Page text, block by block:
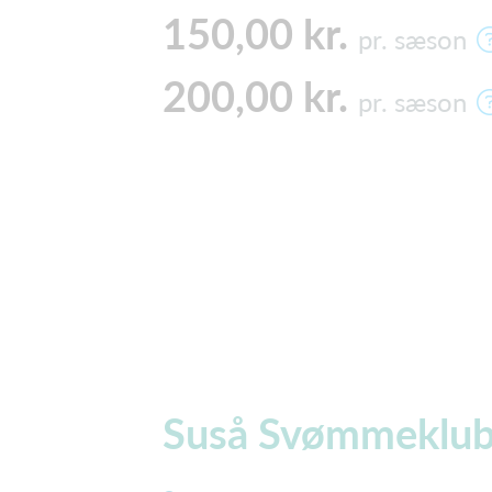
150,00 kr. pr. sæson
200,00 kr. pr. sæson
Suså